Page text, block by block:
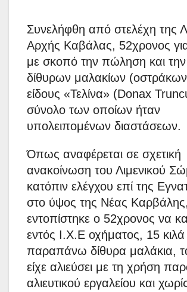
Συνελήφθη από στελέχη της
Αρχής Καβάλας, 52χρονος για
με σκοπό την πώληση και
δίθυρων μαλακίων
είδους «Τελίνα» (Donax
σύνολο των οποίων ήταν
υπολειπομένων διαστάσεων.
Όπως αναφέρεται σε σχετική
ανακοίνωση του Λιμενικού
κατόπιν ελέγχου επί της
στο ύψος της Νέας Καρβάλης,
εντοπίστηκε ο 52χρονος να
εντός Ι.Χ.Ε οχήματος, 15
παραπάνω δίθυρα μαλάκια,
είχε αλιεύσει με τη χρήση
αλιευτικού εργαλείου και